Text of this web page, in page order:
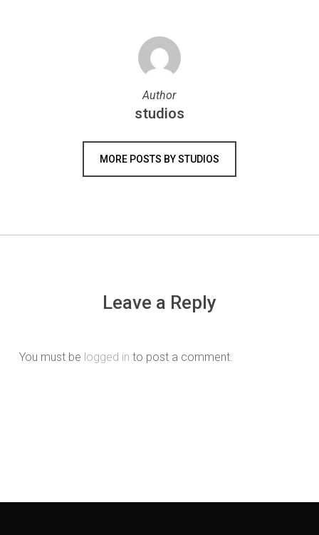
Author
studios
MORE POSTS BY STUDIOS
Leave a Reply
You must be logged in to post a comment.